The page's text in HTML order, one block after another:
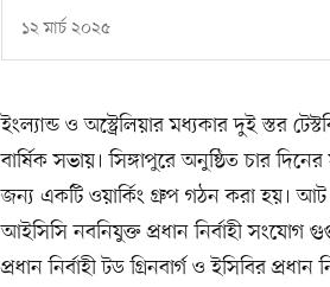
১২ মার্চ ২০২৫
ইংল্যান্ড ও অস্ট্রেলিয়ার মধ্যকার দুই স্তর
বার্ষিক সভায়। সিঙ্গাপুরে অনুষ্ঠিত চার
জন্য একটি ওয়ার্কিং গ্রুপ গঠন করা হয়।
আইসিসি নবনিযুক্ত প্রধান নির্বাহী সংযোগ
প্রধান নির্বাহী টড গ্রিনবার্গ ও ইসিবির প্রধান